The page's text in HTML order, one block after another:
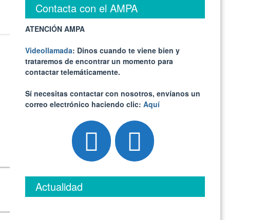
Contacta con el AMPA
ATENCIÓN AMPA
Videollamada: Dinos cuando te viene bien y
trataremos de encontrar un momento para
contactar telemáticamente.
Sí necesitas contactar con nosotros, envíanos un
correo electrónico haciendo clic: Aquí
Actualidad